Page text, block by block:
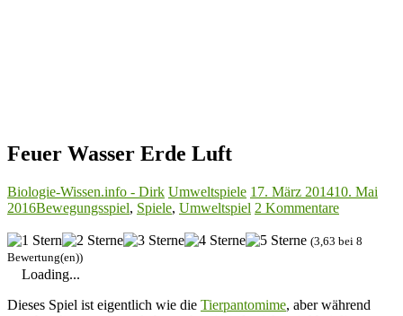
Feuer Wasser Erde Luft
Biologie-Wissen.info - Dirk Umweltspiele 17. März 201410. Mai
2016Bewegungsspiel, Spiele, Umweltspiel 2 Kommentare
(3,63 bei 8
Bewertung(en))
Loading...
Dieses Spiel ist eigentlich wie die Tierpantomime, aber während